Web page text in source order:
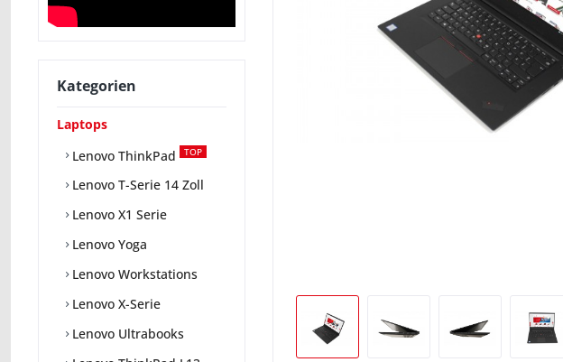
Kategorien
Laptops
Lenovo ThinkPad
TOP
Lenovo T-Serie 14 Zoll
Lenovo X1 Serie
Lenovo Yoga
Lenovo Workstations
Lenovo X-Serie
Lenovo Ultrabooks